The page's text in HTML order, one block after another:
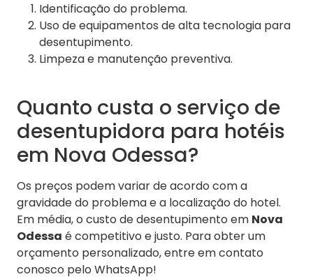
Identificação do problema.
Uso de equipamentos de alta tecnologia para
desentupimento.
Limpeza e manutenção preventiva.
Quanto custa o serviço de
desentupidora para hotéis
em Nova Odessa?
Os preços podem variar de acordo com a
gravidade do problema e a localização do hotel.
Em média, o custo de desentupimento em Nova
Odessa é competitivo e justo. Para obter um
orçamento personalizado, entre em contato
conosco pelo WhatsApp!